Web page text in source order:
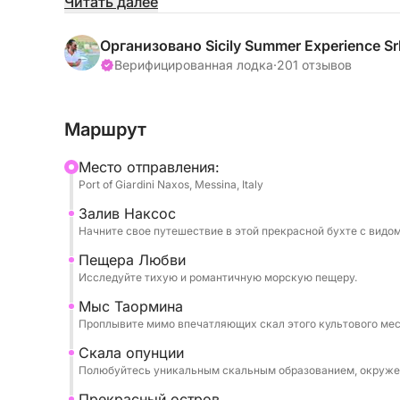
В течение дня вас будут угощать сезонными
позволяя вам полностью расслабиться.
Тур включает:
- Байя-ди-Наксос.
- Грот дель’Аморе
- Капо Таормина
- Скольо-дель-Фикодиндия
- Изола Белла
- Грот Азурра
- Байя-ди-Маццаро
- Байя-делле-Сирене
Организовано Sicily Summer Experience
Верифицированная лодка·201 отзывов
Маршрут
Mесто отправления:
Port of Giardini Naxos, Messina, Italy
Залив Наксос
Начните свое путешествие в этой прекрасной бухте с
Пещера Любви
Исследуйте тихую и романтичную морскую пещеру.
Мыс Таормина
Проплывите мимо впечатляющих скал этого культового
Скала опунции
Полюбуйтесь уникальным скальным образованием,